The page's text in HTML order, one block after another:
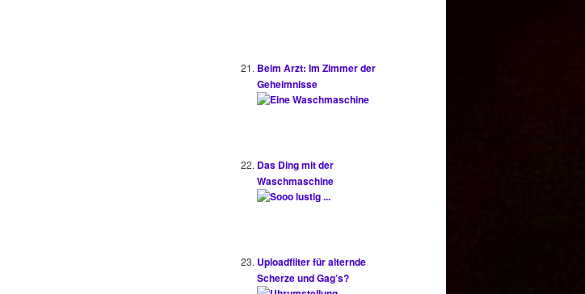
Beim Arzt: Im Zimmer der
Geheimnisse
Das Ding mit der
Waschmaschine
Uploadfilter für alternde
Scherze und Gag’s?